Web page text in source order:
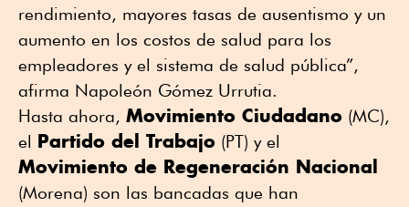
rendimiento, mayores tasas de ausentismo y un
aumento en los costos de salud para los
empleadores y el sistema de salud pública”,
afirma Napoleón Gómez Urrutia.
Hasta ahora, Movimiento Ciudadano (MC),
el Partido del Trabajo (PT) y el
Movimiento de Regeneración Nacional
(Morena) son las bancadas que han